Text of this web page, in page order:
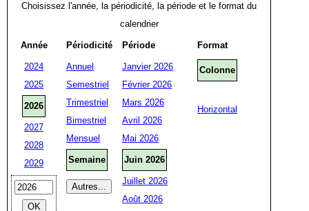
Choisissez l'année, la périodicité, la période et le format du
calendrier
Année
2024
2025
2026
2027
2028
2029
Périodicité
Annuel
Semestriel
Trimestriel
Bimestriel
Mensuel
Semaine
Période
Janvier 2026
Février 2026
Mars 2026
Avril 2026
Mai 2026
Juin 2026
Juillet 2026
Août 2026
Format
Colonne
Horizontal